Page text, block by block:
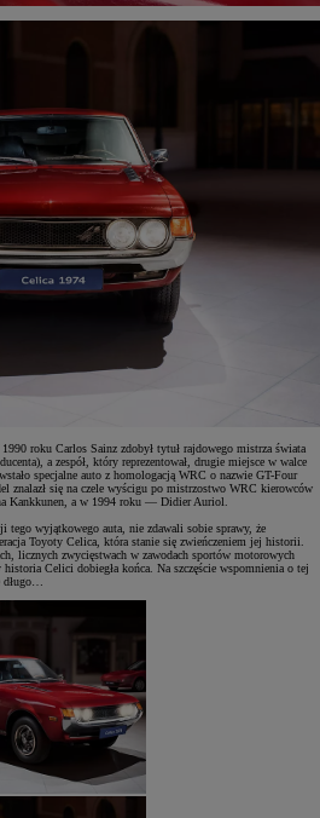
1990 roku Carlos Sainz zdobył tytuł rajdowego mistrza świata
a zespół, który reprezentował, drugie miejsce w walce
specjalne auto z homologacją WRC o nazwie GT-Four
znalazł się na czele wyścigu po mistrzostwo WRC kierowców
Kankkunen, a w 1994 roku — Didier Auriol.
wyjątkowego auta, nie zdawali sobie sprawy, że
Toyoty Celica, która stanie się zwieńczeniem jej historii.
licznych zwycięstwach w zawodach sportów motorowych
Celici dobiegła końca. Na szczęście wspomnienia o tej